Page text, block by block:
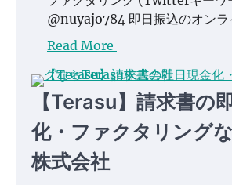
@nuyajo784 即日振込のオン
Read More
【Terasu】請求書の
化・ファクタリング
株式会社